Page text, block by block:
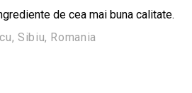
de cea mai buna calitate.
Sibiu, Romania